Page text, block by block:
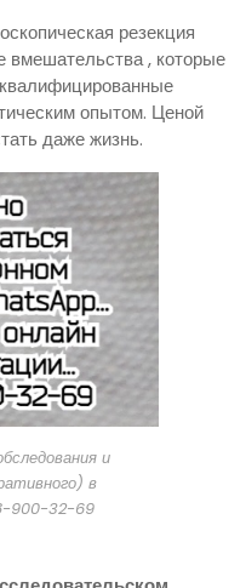
резекция
вмешательства , которые
опытом. Ценой
даже жизнь.
и
в
900-32-69